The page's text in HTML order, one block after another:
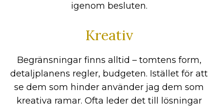
igenom besluten.
Kreativ
Begränsningar finns alltid – tomtens form,
detaljplanens regler, budgeten. Istället för att
se dem som hinder använder jag dem som
kreativa ramar. Ofta leder det till lösningar